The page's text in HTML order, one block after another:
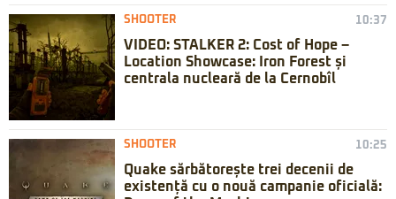
SHOOTER 10:37
VIDEO: STALKER 2: Cost of Hope –
Location Showcase: Iron Forest și
centrala nucleară de la Cernobîl
SHOOTER 10:25
Quake sărbătorește trei decenii de
existență cu o nouă campanie oficială: